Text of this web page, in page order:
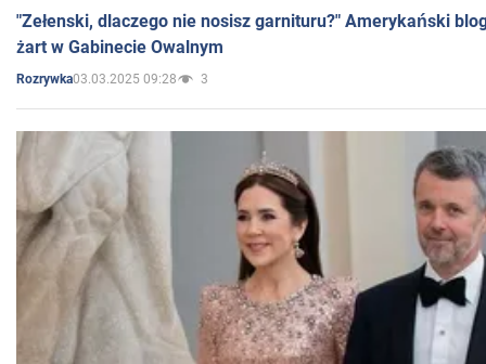
"Zełenski, dlaczego nie nosisz garnituru?" Amerykański
żart w Gabinecie Owalnym
Rozrywka03.03.2025 09:28 3